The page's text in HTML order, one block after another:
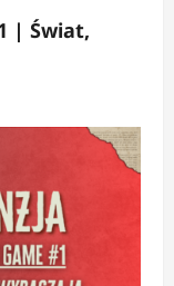
| Świat,